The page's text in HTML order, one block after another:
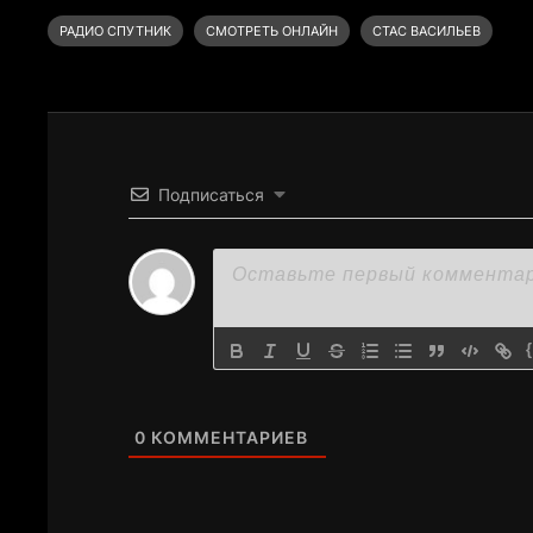
РАДИО СПУТНИК СМОТРЕТЬ ОНЛАЙН СТАС ВАСИЛЬЕВ
Подписаться
0 КОММЕНТАРИЕВ